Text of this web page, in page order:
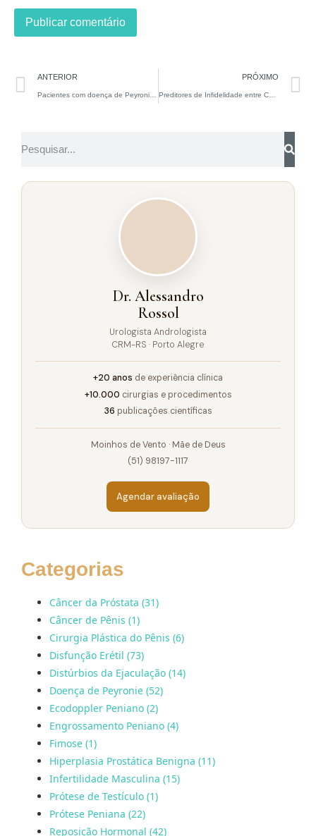
ANTERIOR PRÓXIMO
Preditores de Infidelidade entre Casais
Dr. Alessandro
Rossol
Urologista Andrologista
CRM-RS · Porto Alegre
+20 anos de experiência clínica
+10.000 cirurgias e procedimentos
36 publicações científicas
Moinhos de Vento · Mãe de Deus
(51) 98197-1117
Agendar avaliação
Categorias
Câncer da Próstata (31)
Câncer de Pênis (1)
Cirurgia Plástica do Pênis (6)
Disfunção Erétil (73)
Distúrbios da Ejaculação (14)
Doença de Peyronie (52)
Ecodoppler Peniano (2)
Engrossamento Peniano (4)
Fimose (1)
Hiperplasia Prostática Benigna (11)
Infertilidade Masculina (15)
Prótese de Testículo (1)
Prótese Peniana (22)
Reposição Hormonal (42)